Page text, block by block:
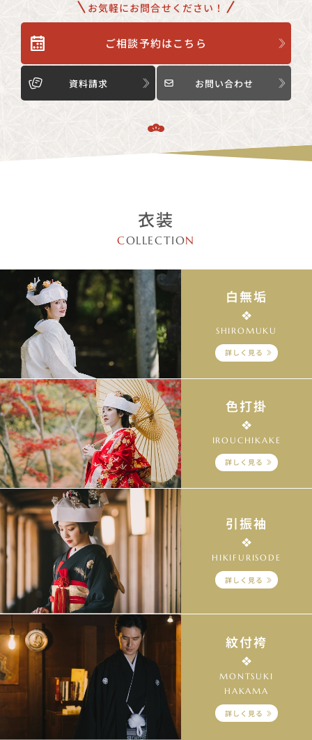
お気軽にお問合せください！
ご相談予約はこちら
資料請求 お問い合わせ
衣装
COLLECTION
白無垢
SHIROMUKU
詳しく見る
色打掛
IROUCHIKAKE
詳しく見る
引振袖
HIKIFURISODE
詳しく見る
紋付袴
MONTSUKI
HAKAMA
詳しく見る